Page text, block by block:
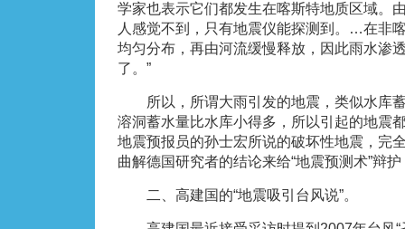
学家也表示它们都发生在喀斯特地质区域。
人感觉不到，只有地震仪能探测到。…在非
均匀分布，再由河流缓慢释放，因此雨水渗
了。”
所以，所谓大雨引发的地震，类似水库
溶洞蓄水量比水库小得多，所以引起的地震
地震预报员的孙士宏所说的破坏性地震，完
曲解德国研究者的结论来给“地震预测术”辩
二、高建国的“地震吸引台风说”。